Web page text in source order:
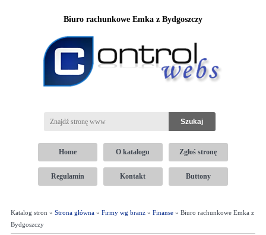
Biuro rachunkowe Emka z Bydgoszczy
Home O katalogu Zgłoś stronę
Regulamin Kontakt Buttony
Katalog stron » Strona główna» Firmy wg branż» Finanse» Biuro rachunkowe Emka z
Bydgoszczy